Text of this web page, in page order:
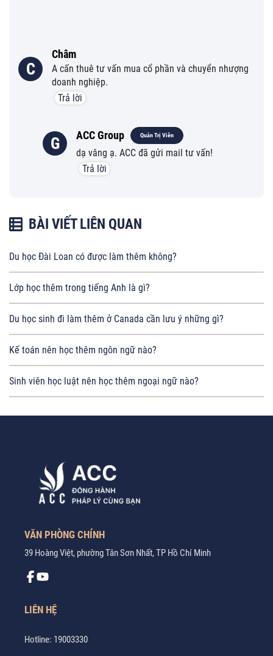
C
Châm
A cấn thuê tư vấn mua cổ phần và chuyển nhượng
doanh nghiệp.
Trả lời
G ACC Group Quản Trị Viên
dạ vâng ạ. ACC đã gửi mail tư vấn!
Trả lời
BÀI VIẾT LIÊN QUAN
Du học Đài Loan có được làm thêm không?
Lớp học thêm trong tiếng Anh là gì?
Du học sinh đi làm thêm ở Canada cần lưu ý những gì?
Kế toán nên học thêm ngôn ngữ nào?
Sinh viên học luật nên học thêm ngoại ngữ nào?
VĂN PHÒNG CHÍNH
39 Hoàng Việt, phường Tân Sơn Nhất, TP Hồ Chí Minh
LIÊN HỆ
Hotline: 19003330